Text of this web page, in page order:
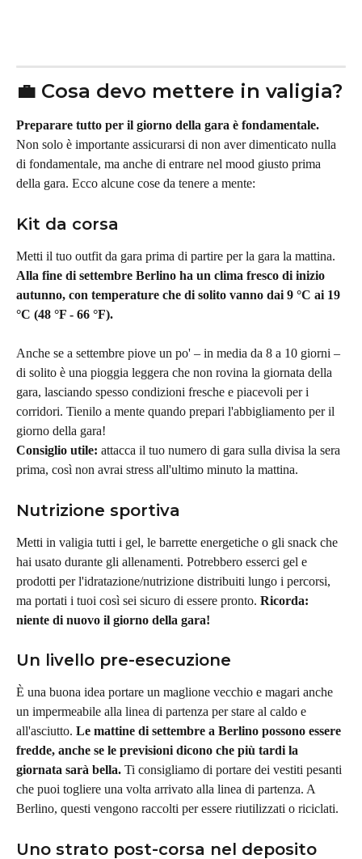
💼 Cosa devo mettere in valigia?
Preparare tutto per il giorno della gara è fondamentale.
Non solo è importante assicurarsi di non aver dimenticato nulla
di fondamentale, ma anche di entrare nel mood giusto prima
della gara. Ecco alcune cose da tenere a mente:
Kit da corsa
Metti il tuo outfit da gara prima di partire per la gara la mattina.
Alla fine di settembre Berlino ha un clima fresco di inizio
autunno, con temperature che di solito vanno dai 9 °C ai 19
°C (48 °F - 66 °F).
Anche se a settembre piove un po' – in media da 8 a 10 giorni –
di solito è una pioggia leggera che non rovina la giornata della
gara, lasciando spesso condizioni fresche e piacevoli per i
corridori. Tienilo a mente quando prepari l'abbigliamento per il
giorno della gara!
Consiglio utile: attacca il tuo numero di gara sulla divisa la sera
prima, così non avrai stress all'ultimo minuto la mattina.
Nutrizione sportiva
Metti in valigia tutti i gel, le barrette energetiche o gli snack che
hai usato durante gli allenamenti. Potrebbero esserci gel e
prodotti per l'idratazione/nutrizione distribuiti lungo i percorsi,
ma portati i tuoi così sei sicuro di essere pronto. Ricorda:
niente di nuovo il giorno della gara!
Un livello pre-esecuzione
È una buona idea portare un maglione vecchio e magari anche
un impermeabile alla linea di partenza per stare al caldo e
all'asciutto. Le mattine di settembre a Berlino possono essere
fredde, anche se le previsioni dicono che più tardi la
giornata sarà bella. Ti consigliamo di portare dei vestiti pesanti
che puoi togliere una volta arrivato alla linea di partenza. A
Berlino, questi vengono raccolti per essere riutilizzati o riciclati.
Uno strato post-corsa nel deposito